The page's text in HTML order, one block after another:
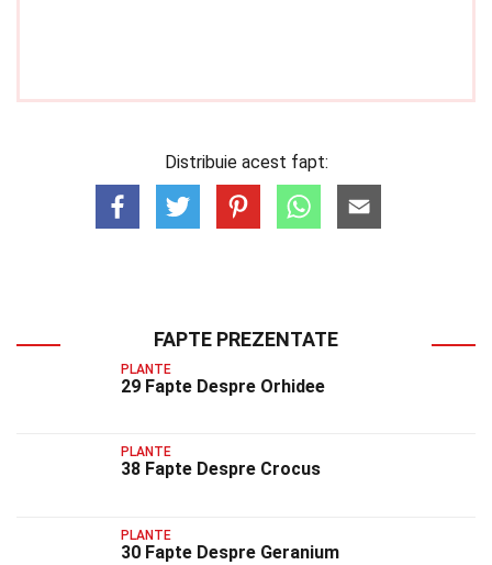
Distribuie acest fapt:
FAPTE PREZENTATE
PLANTE
29 Fapte Despre Orhidee
PLANTE
38 Fapte Despre Crocus
PLANTE
30 Fapte Despre Geranium